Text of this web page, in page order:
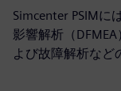
Simcenter PSIMに
影響解析（
よび故障解析など